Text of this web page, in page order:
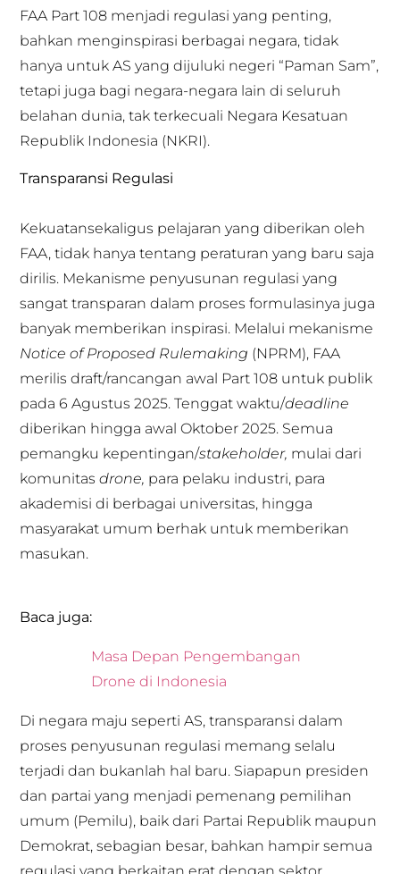
FAA Part 108 menjadi regulasi yang penting,
bahkan menginspirasi berbagai negara, tidak
hanya untuk AS yang dijuluki negeri “Paman Sam”,
tetapi juga bagi negara-negara lain di seluruh
belahan dunia, tak terkecuali Negara Kesatuan
Republik Indonesia (NKRI).
Transparansi Regulasi
Kekuatansekaligus pelajaran yang diberikan oleh
FAA, tidak hanya tentang peraturan yang baru saja
dirilis. Mekanisme penyusunan regulasi yang
sangat transparan dalam proses formulasinya juga
banyak memberikan inspirasi. Melalui mekanisme
Notice of Proposed Rulemaking (NPRM), FAA
merilis draft/rancangan awal Part 108 untuk publik
pada 6 Agustus 2025. Tenggat waktu/deadline
diberikan hingga awal Oktober 2025. Semua
pemangku kepentingan/stakeholder, mulai dari
komunitasdrone, para pelaku industri, para
akademisi di berbagai universitas, hingga
masyarakat umum berhak untuk memberikan
masukan.
Baca juga:
Masa Depan Pengembangan
Drone di Indonesia
Di negara maju seperti AS, transparansi dalam
proses penyusunan regulasi memang selalu
terjadi dan bukanlah hal baru. Siapapun presiden
dan partai yang menjadi pemenang pemilihan
umum (Pemilu), baik dari Partai Republik maupun
Demokrat, sebagian besar, bahkan hampir semua
regulasi yang berkaitan erat dengan sektor